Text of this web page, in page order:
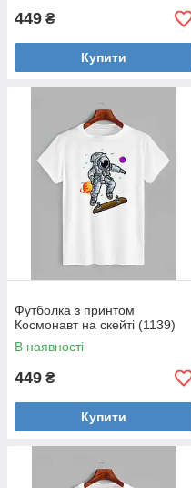
449 ₴
Купити
Футболка з принтом
Космонавт на скейті (1139)
В наявності
449 ₴
Купити